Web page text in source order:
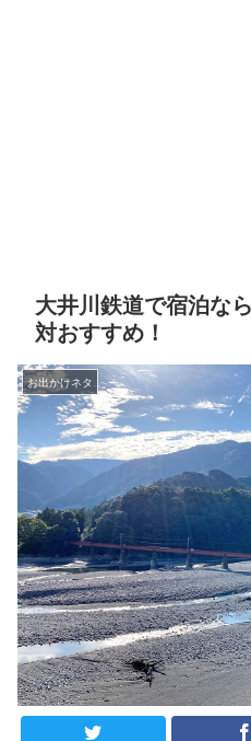
大井川鉄道で宿泊な
対おすすめ！
お出かけネタ